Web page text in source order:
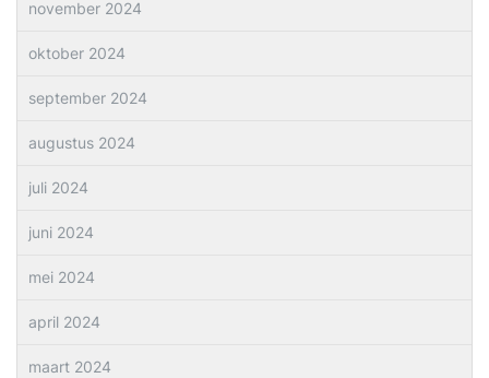
november 2024
oktober 2024
september 2024
augustus 2024
juli 2024
juni 2024
mei 2024
april 2024
maart 2024